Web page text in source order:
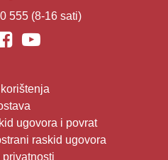
555 (8-16 sati)
ugovora i povrat
raskid ugovora
privatnosti